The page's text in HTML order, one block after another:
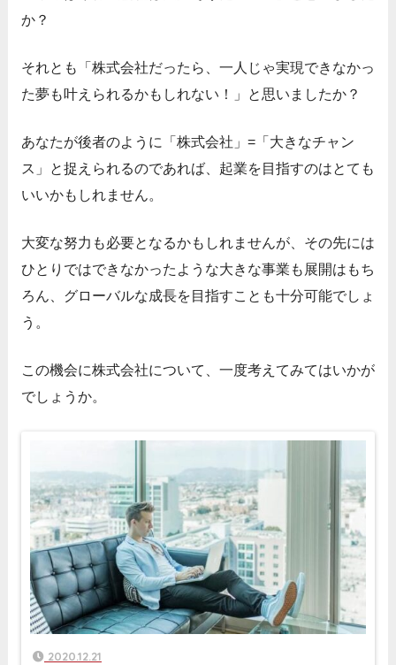
か？
それとも「株式会社だったら、一人じゃ実現できなかっ
た夢も叶えられるかもしれない！」と思いましたか？
あなたが後者のように「株式会社」=「大きなチャン
ス」と捉えられるのであれば、起業を目指すのはとても
いいかもしれません。
大変な努力も必要となるかもしれませんが、その先には
ひとりではできなかったような大きな事業も展開はもち
ろん、グローバルな成長を目指すことも十分可能でしょ
う。
この機会に株式会社について、一度考えてみてはいかが
でしょうか。
2020.12.21